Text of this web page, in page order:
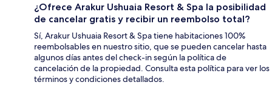
¿Ofrece Arakur Ushuaia Resort & Spa la posibilidad
de cancelar gratis y recibir un reembolso total?
Sí, Arakur Ushuaia Resort & Spa tiene habitaciones 100%
reembolsables en nuestro sitio, que se pueden cancelar hasta
algunos días antes del check-in según la política de
cancelación de la propiedad. Consulta esta política para ver los
términos y condiciones detallados.